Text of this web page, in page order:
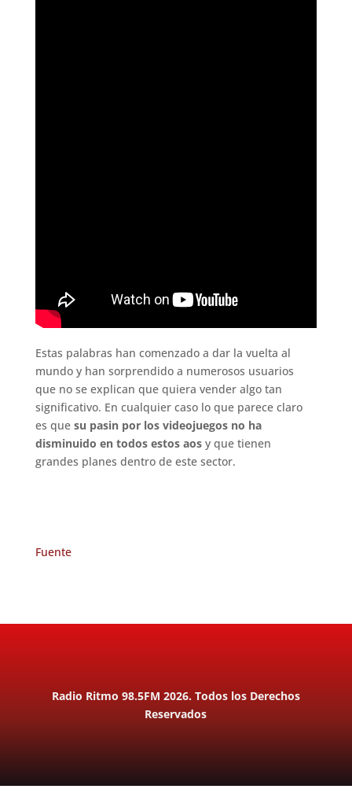
Estas palabras han comenzado a dar la vuelta al
mundo y han sorprendido a numerosos usuarios
que no se explican que quiera vender algo tan
significativo. En cualquier caso lo que parece claro
es quesu pasin por los videojuegos no ha
disminuido en todos estos aos y que tienen
grandes planes dentro de este sector.
Fuente
Radio Ritmo 98.5FM 2026. Todos los Derechos
Reservados